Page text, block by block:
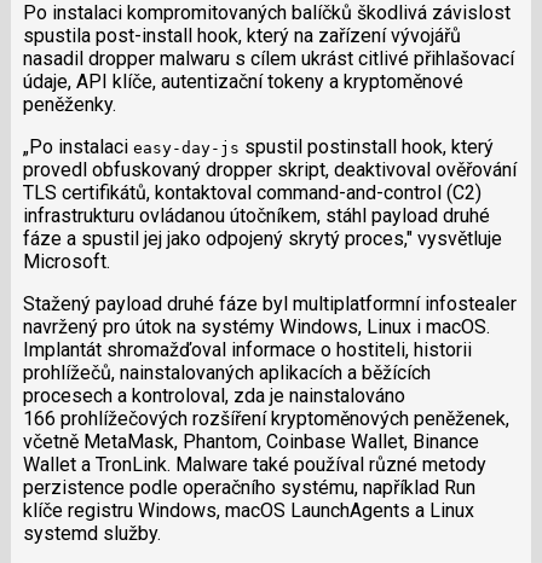
Po instalaci kompromitovaných balíčků škodlivá závislost
spustila post-install hook, který na zařízení vývojářů
nasadil dropper malwaru s cílem ukrást citlivé přihlašovací
údaje, API klíče, autentizační tokeny a kryptoměnové
peněženky.
„Po instalaci easy-day-js spustil postinstall hook, který
provedl obfuskovaný dropper skript, deaktivoval ověřování
TLS certifikátů, kontaktoval command-and-control (C2)
infrastrukturu ovládanou útočníkem, stáhl payload druhé
fáze a spustil jej jako odpojený skrytý proces," vysvětluje
Microsoft.
Stažený payload druhé fáze byl multiplatformní infostealer
navržený pro útok na systémy Windows, Linux i macOS.
Implantát shromažďoval informace o hostiteli, historii
prohlížečů, nainstalovaných aplikacích a běžících
procesech a kontroloval, zda je nainstalováno
166 prohlížečových rozšíření kryptoměnových peněženek,
včetně MetaMask, Phantom, Coinbase Wallet, Binance
Wallet a TronLink. Malware také používal různé metody
perzistence podle operačního systému, například Run
klíče registru Windows, macOS LaunchAgents a Linux
systemd služby.